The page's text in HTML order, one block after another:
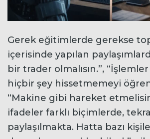
Gerek eğitimlerde gerekse
içerisinde yapılan
bir trader olmalısın.”,
hiçbir şey hissetmemeyi
“Makine gibi hareket
ifadeler farklı biçimlerde,
paylaşılmakta. Hatta bazı